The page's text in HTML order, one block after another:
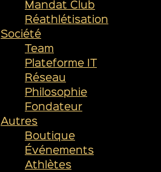
Mandat Club
Réathlétisation
Société
Team
Plateforme IT
Réseau
Philosophie
Fondateur
Autres
Boutique
Événements
Athlètes